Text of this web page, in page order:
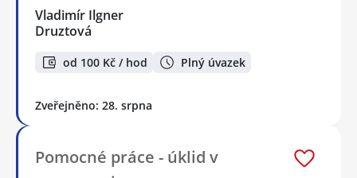
Vladimír Ilgner
Druztová
od 100 Kč / hod Plný úvazek
Zveřejněno: 28. srpna
Pomocné práce - úklid v